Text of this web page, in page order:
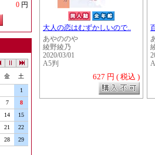
0 円
金 土
1
7
8
14
15
21
22
28
29
大人の恋はむずかしいので..
あやののや
綾野綾乃
2020/03/01
A5判
627 円 ( 税込 )